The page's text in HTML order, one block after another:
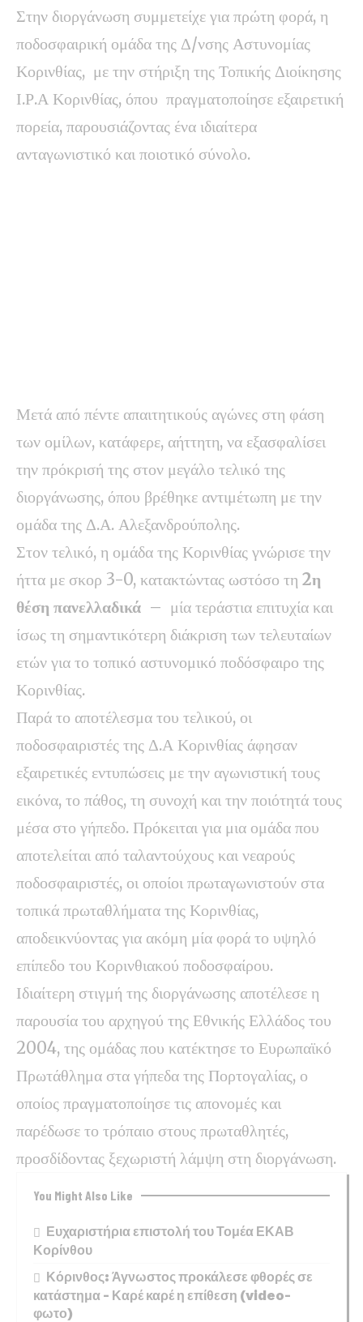
Στην διοργάνωση συμμετείχε για πρώτη φορά, η
ποδοσφαιρική ομάδα της Δ/νσης Αστυνομίας
Κορινθίας, με την στήριξη της Τοπικής Διοίκησης
Ι.Ρ.Α Κορινθίας, όπου πραγματοποίησε εξαιρετική
πορεία, παρουσιάζοντας ένα ιδιαίτερα
ανταγωνιστικό και ποιοτικό σύνολο.
Μετά από πέντε απαιτητικούς αγώνες στη φάση
των ομίλων, κατάφερε, αήττητη, να εξασφαλίσει
την πρόκρισή της στον μεγάλο τελικό της
διοργάνωσης, όπου βρέθηκε αντιμέτωπη με την
ομάδα της Δ.Α. Αλεξανδρούπολης.
Στον τελικό, η ομάδα της Κορινθίας γνώρισε την
ήττα με σκορ 3-0, κατακτώντας ωστόσο τη 2η
θέση πανελλαδικά – μία τεράστια επιτυχία και
ίσως τη σημαντικότερη διάκριση των τελευταίων
ετών για το τοπικό αστυνομικό ποδόσφαιρο της
Κορινθίας.
Παρά το αποτέλεσμα του τελικού, οι
ποδοσφαιριστές της Δ.Α Κορινθίας άφησαν
εξαιρετικές εντυπώσεις με την αγωνιστική τους
εικόνα, το πάθος, τη συνοχή και την ποιότητά τους
μέσα στο γήπεδο. Πρόκειται για μια ομάδα που
αποτελείται από ταλαντούχους και νεαρούς
ποδοσφαιριστές, οι οποίοι πρωταγωνιστούν στα
τοπικά πρωταθλήματα της Κορινθίας,
αποδεικνύοντας για ακόμη μία φορά το υψηλό
επίπεδο του Κορινθιακού ποδοσφαίρου.
Ιδιαίτερη στιγμή της διοργάνωσης αποτέλεσε η
παρουσία του αρχηγού της Εθνικής Ελλάδος του
2004, της ομάδας που κατέκτησε το Ευρωπαϊκό
Πρωτάθλημα στα γήπεδα της Πορτογαλίας, ο
οποίος πραγματοποίησε τις απονομές και
παρέδωσε το τρόπαιο στους πρωταθλητές,
προσδίδοντας ξεχωριστή λάμψη στη διοργάνωση.
You Might Also Like
Ευχαριστήρια επιστολή του Τομέα ΕΚΑΒ
Κορίνθου
Κόρινθος: Άγνωστος προκάλεσε φθορές σε
κατάστημα – Καρέ καρέ η επίθεση (video-
φωτο)